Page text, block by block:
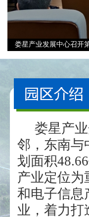
娄星产业发展中心召开
娄星产业
邻，东南与
划面积
产业定位为
和电子信息
业，着力打